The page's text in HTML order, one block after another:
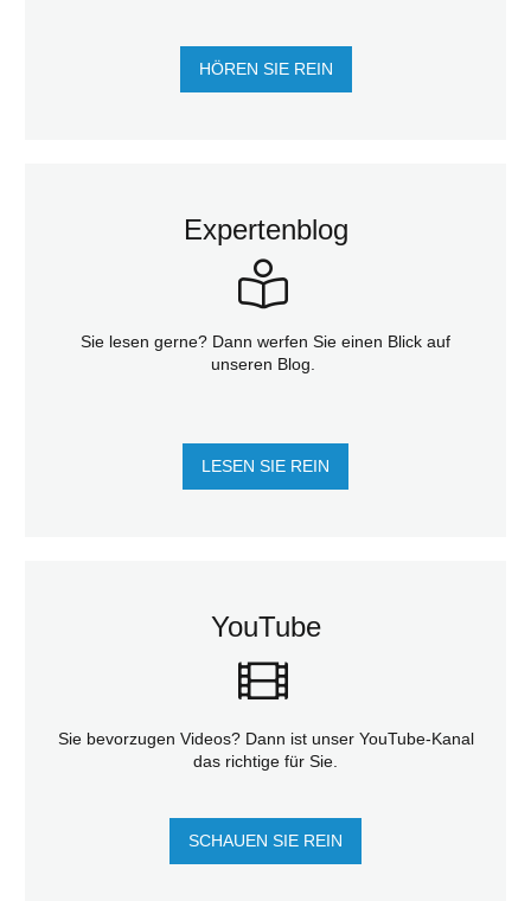
HÖREN SIE REIN
Expertenblog
Sie lesen gerne? Dann werfen Sie einen Blick auf
unseren Blog.
LESEN SIE REIN
YouTube
Sie bevorzugen Videos? Dann ist unser YouTube-Kanal
das richtige für Sie.
SCHAUEN SIE REIN